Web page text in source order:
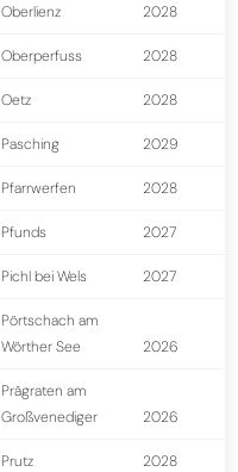
Oberlienz 2028
Oberperfuss 2028
Oetz 2028
Pasching 2029
Pfarrwerfen 2028
Pfunds 2027
Pichl bei Wels 2027
Pörtschach am
Wörther See
2026
Prägraten am
Großvenediger
2026
Prutz 2028